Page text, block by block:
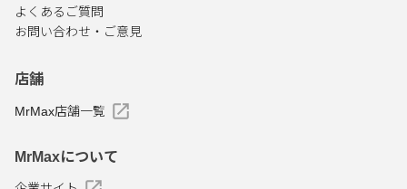
よくあるご質問
お問い合わせ・ご意見
店舗
MrMax店舗一覧
MrMaxについて